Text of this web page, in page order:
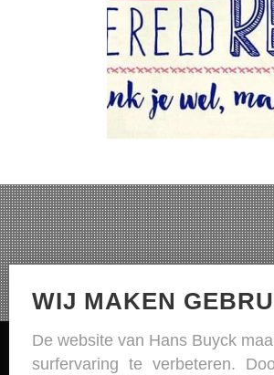
Hans Buyck BVBA
WIJ MAKEN
De website van Hans Buyck
surfervaring te verbeteren.